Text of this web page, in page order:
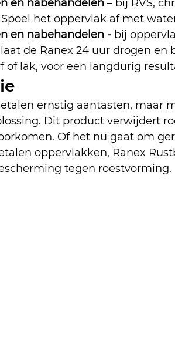
en nabehandelen – bij RVS,
het oppervlak af met
en nabehandelen - bij
de Ranex 24 uur drogen
of lak, voor een langdurig
ernstig aantasten, maar
Dit product verwijdert
Of het nu gaat om
oppervlakken, Ranex
tegen roestvorming.